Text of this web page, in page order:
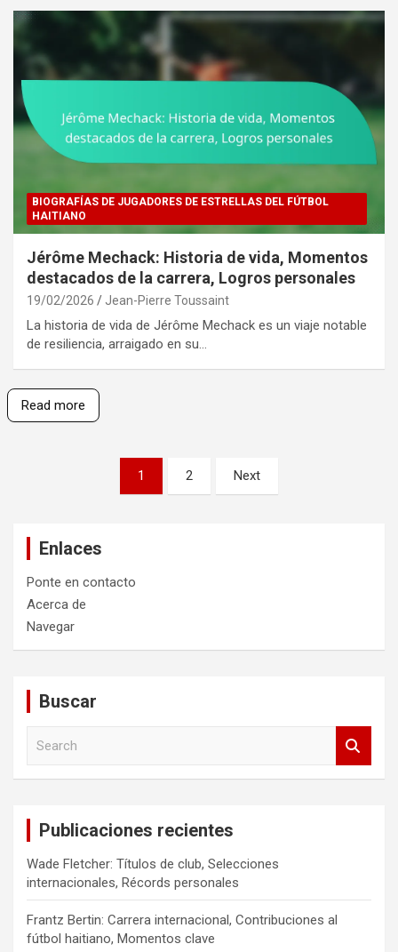
BIOGRAFÍAS DE JUGADORES DE ESTRELLAS DEL FÚTBOL
HAITIANO
Jérôme Mechack: Historia de vida, Momentos
destacados de la carrera, Logros personales
19/02/2026 Jean-Pierre Toussaint
La historia de vida de Jérôme Mechack es un viaje notable
de resiliencia, arraigado en su…
Read more
1 2 Next
Enlaces
Ponte en contacto
Acerca de
Navegar
Buscar
Publicaciones recientes
Wade Fletcher: Títulos de club, Selecciones
internacionales, Récords personales
Frantz Bertin: Carrera internacional, Contribuciones al
fútbol haitiano, Momentos clave